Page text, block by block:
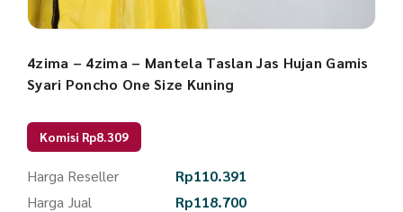
4zima – 4zima – Mantela Taslan Jas Hujan Gamis
Syari Poncho One Size Kuning
Komisi Rp8.309
Harga Reseller Rp110.391
Harga Jual
Rp118.700